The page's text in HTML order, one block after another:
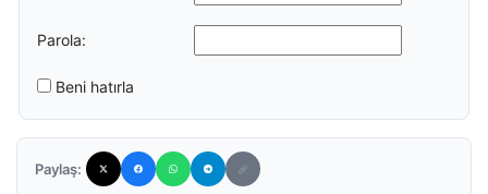
Parola:
Beni hatırla
Paylaş: